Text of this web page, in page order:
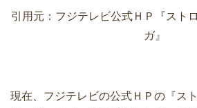
引用元：フジテレビ公式ＨＰ『スト
ガ』
現在、フジテレビの公式ＨＰの『ス